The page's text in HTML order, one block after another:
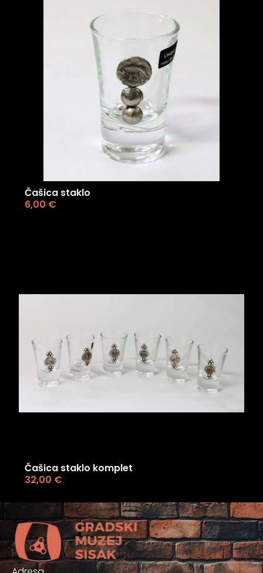
Čašica staklo
6,00 €
Čašica staklo komplet
32,00 €